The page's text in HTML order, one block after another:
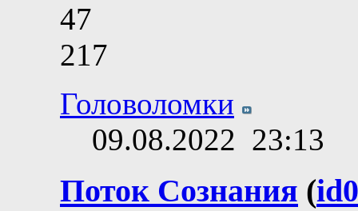
47
217
Головоломки
09.08.2022 23:13
Поток Сознания (id0